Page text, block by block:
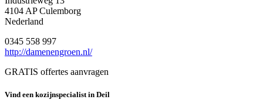
4104 AP Culemborg
Nederland
0345 558 997
http://damenengroen.nl/
GRATIS offertes aanvragen
Vind een kozijnspecialist in Deil